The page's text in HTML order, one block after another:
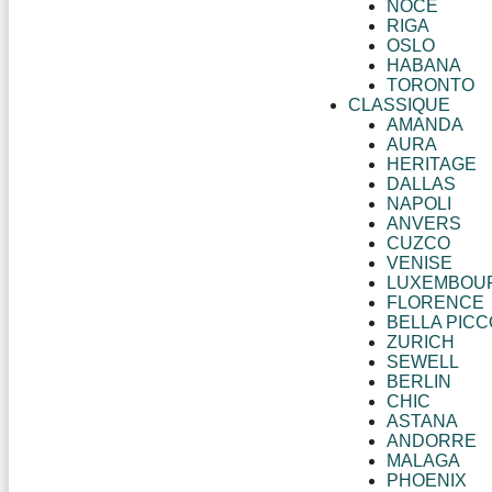
NOCE
RIGA
OSLO
HABANA
TORONTO
CLASSIQUE
AMANDA
AURA
HERITAGE
DALLAS
NAPOLI
ANVERS
CUZCO
VENISE
FLORENCE
BELLA
ZURICH
SEWELL
BERLIN
CHIC
ASTANA
ANDORRE
MALAGA
PHOENIX